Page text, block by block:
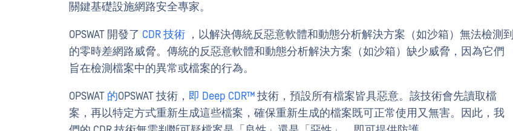
關鍵基礎設施網路安全專家。
OPSWAT 開發了 CDR 技術 ，以解決傳統反惡意軟體和動態分析解決方案（如沙箱）無法檢測到
的零時差網路威脅。傳統的反惡意軟體和動態分析解決方案（如沙箱）缺少威脅，因為它們
旨在檢測檔案中的異常或檔案的行為。
OPSWAT 的OPSWAT 技術， 即 Deep CDR™技術，預設所有檔案皆具惡意。該技術會先讀取檔
案，再以特定方式重新生成這些檔案，確保重新生成的檔案既可正常使用又無害。因此，我